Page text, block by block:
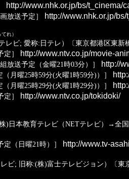
http://www.nhk.or.jp/bs/t_cinema/
画放送予定］ http://www.nhk.or.jp/
れ）
レビ; 愛称:日テレ）〔東京都港区東新
定］
http://www.ntv.co.jp/movie-
組放送予定（金曜21時03分）］
http://
（月曜25時59分(火曜1時59分)）］
（月曜25時29分(火曜1時29分)）］
定］ http://www.ntv.co.jp/tokidoki/
)日本教育テレビ（NETテレビ）→全
定（日曜21時）］ http://www.tv-
ビ; 旧称:(株)富士テレビジョン）〔東